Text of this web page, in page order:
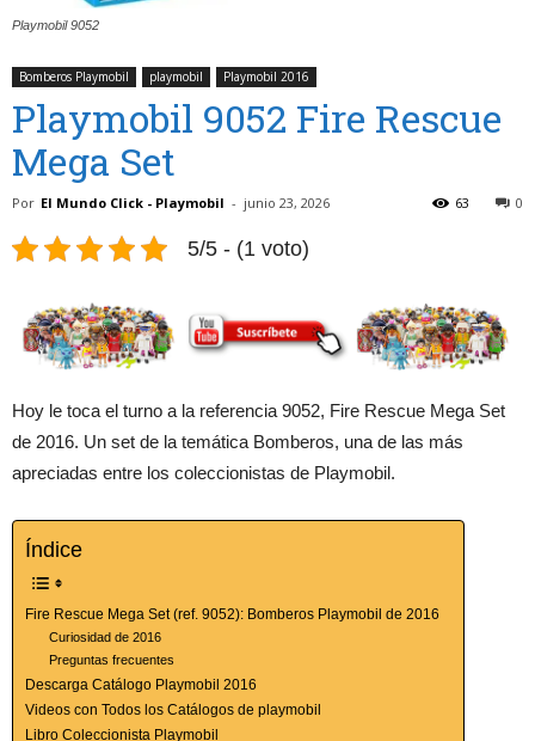
Playmobil 9052
Bomberos Playmobil playmobil Playmobil 2016
Playmobil 9052 Fire Rescue
Mega Set
Por El Mundo Click - Playmobil - junio 23, 2026 0
63
5/5 - (1 voto)
Hoy le toca el turno a la referencia 9052, Fire Rescue Mega Set
de 2016. Un set de la temática Bomberos, una de las más
apreciadas entre los coleccionistas de Playmobil.
Índice
Fire Rescue Mega Set (ref. 9052): Bomberos Playmobil de 2016
Curiosidad de 2016
Preguntas frecuentes
Descarga Catálogo Playmobil 2016
Videos con Todos los Catálogos de playmobil
Libro Coleccionista Playmobil